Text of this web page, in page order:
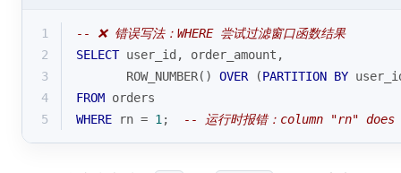
1
-- ❌ 错误写法：WHERE 尝试过滤窗口函数结果
2
SELECT user_id, order_amount,
3
ROW_NUMBER() OVER (PARTITION BY
4
FROM orders
5
WHERE rn = 1 ; -- 运行时报错：column "rn"